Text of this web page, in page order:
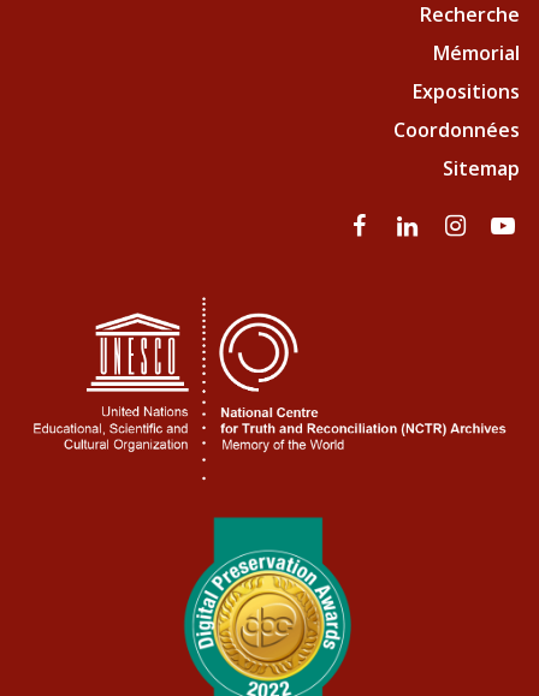
Recherche
Mémorial
Expositions
Coordonnées
Sitemap